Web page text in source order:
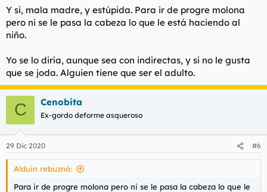
Y si, mala madre, y estúpida. Para ir de progre molona
pero ni se le pasa la cabeza lo que le está haciendo al
niño.
Yo se lo diría, aunque sea con indirectas, y si no le gusta
que se joda. Alguien tiene que ser el adulto.
C Cenobita
Ex-gordo deforme asqueroso
29 Dic 2020 #6
Alduin rebuznó:
Para ir de progre molona pero ni se le pasa la cabeza lo que le